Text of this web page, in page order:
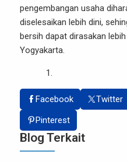
pengembangan usaha
diselesaikan lebih dini,
bersih dapat dirasakan
Yogyakarta.
Facebook Twitter
Pinterest
Blog Terkait